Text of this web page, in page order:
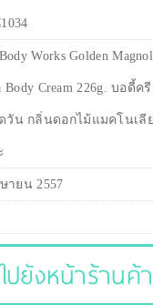
Works Golden
Body Cream 226g. บอดี้
วัน กลิ่นดอกไม้แมคโนเลี
ายน 2557
ไปยังหน้าร้านค้า